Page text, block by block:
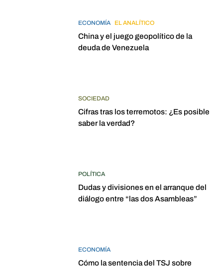
ECONOMÍA EL ANALÍTICO
China y el juego geopolítico de la
deuda de Venezuela
SOCIEDAD
Cifras tras los terremotos: ¿Es posible
saber la verdad?
POLÍTICA
Dudas y divisiones en el arranque del
diálogo entre “las dos Asambleas”
ECONOMÍA
Cómo la sentencia del TSJ sobre